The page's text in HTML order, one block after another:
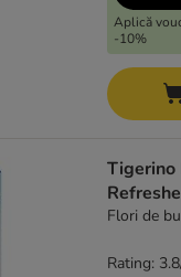
Aplică
-10%
Tigerino
Flori de
Rating: